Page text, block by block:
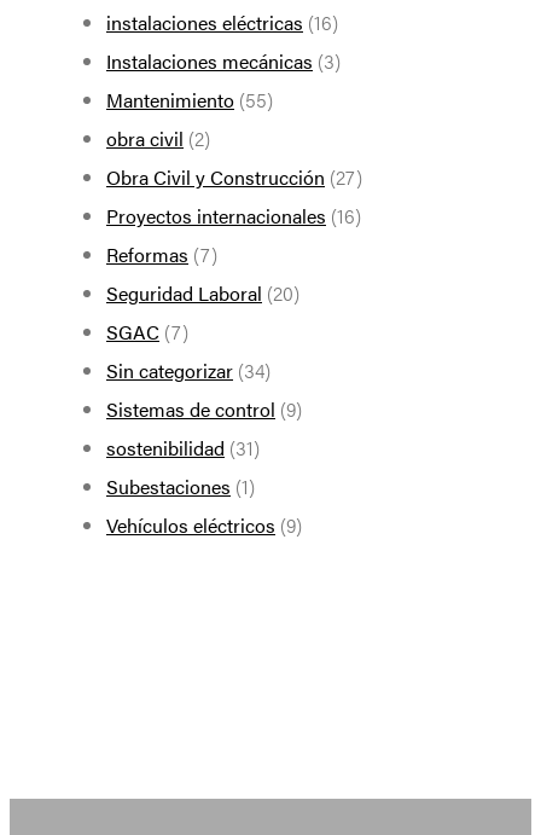
instalaciones eléctricas (16)
Instalaciones mecánicas (3)
Mantenimiento (55)
obra civil (2)
Obra Civil y Construcción (27)
Proyectos internacionales (16)
Reformas (7)
Seguridad Laboral (20)
SGAC (7)
Sin categorizar (34)
Sistemas de control (9)
sostenibilidad (31)
Subestaciones (1)
Vehículos eléctricos (9)